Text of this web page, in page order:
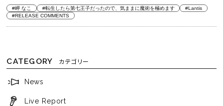
#岬 なこ #転生したら第七王子だったので、気ままに魔術を極めます
#Lantis
#RELEASE COMMENTS
CATEGORY カテゴリー
News
Live Report